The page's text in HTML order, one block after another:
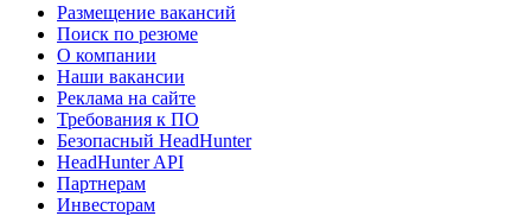
Размещение вакансий
Поиск по резюме
О компании
Наши вакансии
Реклама на сайте
Требования к ПО
Безопасный HeadHunter
HeadHunter API
Партнерам
Инвесторам